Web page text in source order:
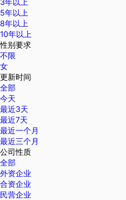
5年以上
8年以上
10年以上
性别要求
不限
女
更新时间
全部
今天
最近3天
最近7天
最近一个月
最近三个月
公司性质
全部
外资企业
合资企业
民营企业